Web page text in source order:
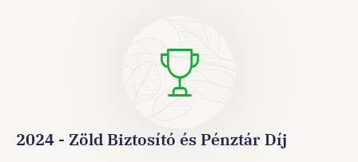
2024 - Zöld Biztosító és Pénztár Díj